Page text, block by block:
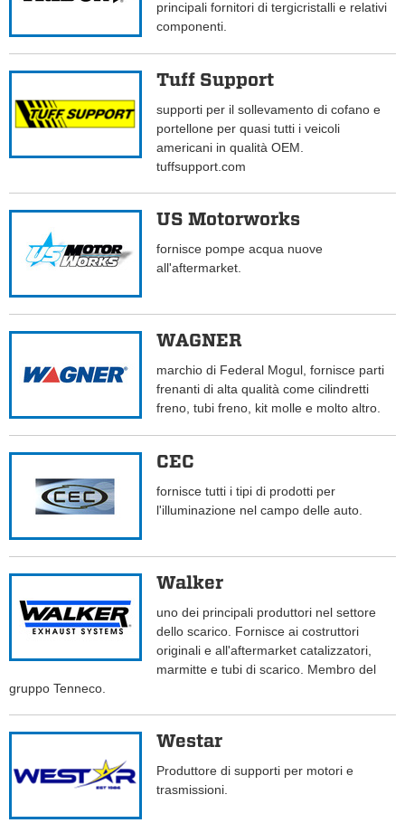
principali fornitori di tergicristalli e relativi
componenti.
Tuff Support
supporti per il sollevamento di cofano e
portellone per quasi tutti i veicoli
americani in qualità OEM.
tuffsupport.com
US Motorworks
fornisce pompe acqua nuove
all'aftermarket.
WAGNER
marchio di Federal Mogul, fornisce parti
frenanti di alta qualità come cilindretti
freno, tubi freno, kit molle e molto altro.
CEC
fornisce tutti i tipi di prodotti per
l'illuminazione nel campo delle auto.
Walker
uno dei principali produttori nel settore
dello scarico. Fornisce ai costruttori
originali e all'aftermarket catalizzatori,
marmitte e tubi di scarico. Membro del
gruppo Tenneco.
Westar
Produttore di supporti per motori e
trasmissioni.